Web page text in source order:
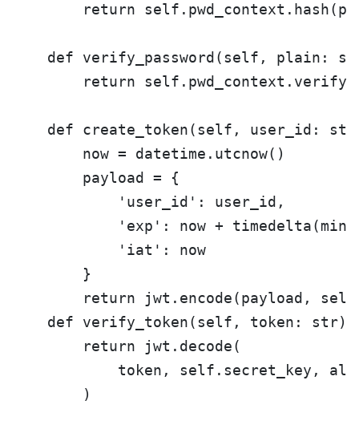
return
def verify_password(self, plain:
return
def create_token(self, user_id:
        now = datetime.utcnow()
        payload = {
            'user_id': user_id,
'exp': now +
            'iat': now
        }
return jwt.encode(payload,
def verify_token(self, token: str)
        return jwt.decode(
token, self.secret_key,